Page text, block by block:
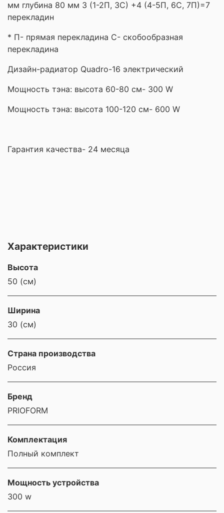
мм глубина 80 мм 3 (1-2П, 3С) +4 (4-5П, 6С, 7П)=7
перекладин
* П- прямая перекладина С- скобообразная
перекладина
Дизайн-радиатор Quadro-16 электрический
Мощность тэна: высота 60-80 см- 300 W
Мощность тэна: высота 100-120 см- 600 W
Гарантия качества- 24 месяца
Характеристики
Высота
50 (см)
Ширина
30 (см)
Страна производства
Россия
Бренд
PRIOFORM
Комплектация
Полный комплект
Мощность устройства
300 w